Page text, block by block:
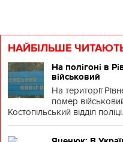
НАЙБІЛЬШЕ
На полігоні в
військовий
На території
помер
Костопільський відділ